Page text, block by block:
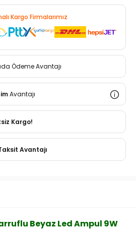
Kargo Firmalarımız
Ödeme Avantajı
Avantajı
Kargo!
Avantajı
Beyaz Led Ampul 9W